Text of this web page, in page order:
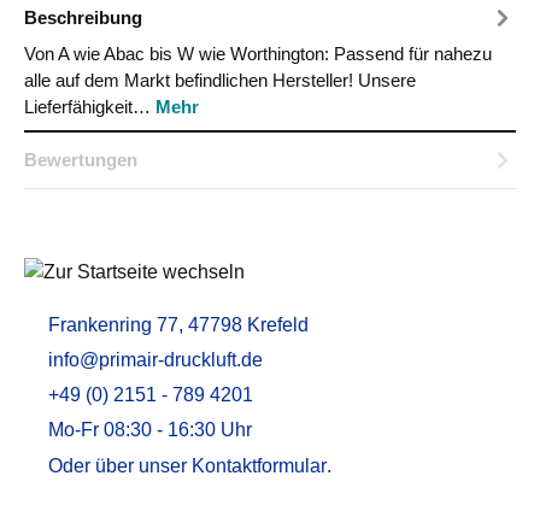
Beschreibung
Von A wie Abac bis W wie Worthington: Passend für nahezu
alle auf dem Markt befindlichen Hersteller! Unsere
Lieferfähigkeit… Mehr
Bewertungen
Frankenring 77, 47798 Krefeld
info@primair-druckluft.de
+49 (0) 2151 - 789 4201
Mo-Fr 08:30 - 16:30 Uhr
Oder über unser Kontaktformular.